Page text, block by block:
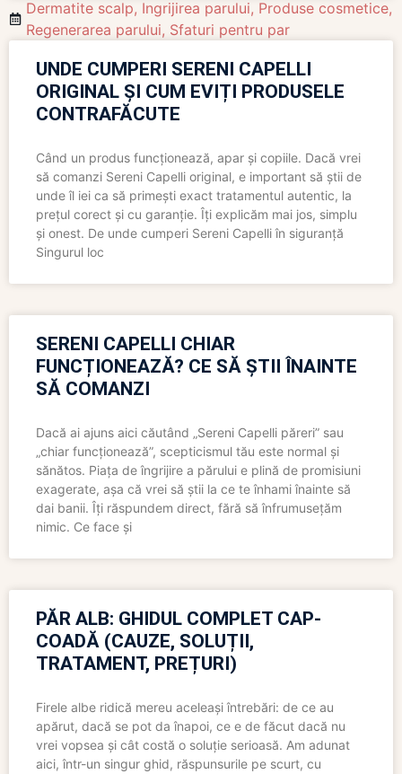
Dermatite scalp, Ingrijirea parului, Produse cosmetice,
Regenerarea parului, Sfaturi pentru par
UNDE CUMPERI SERENI CAPELLI
ORIGINAL ȘI CUM EVIȚI PRODUSELE
CONTRAFĂCUTE
Când un produs funcționează, apar și copiile. Dacă vrei
să comanzi Sereni Capelli original, e important să știi de
unde îl iei ca să primești exact tratamentul autentic, la
prețul corect și cu garanție. Îți explicăm mai jos, simplu
și onest. De unde cumperi Sereni Capelli în siguranță
Singurul loc
SERENI CAPELLI CHIAR
FUNCȚIONEAZĂ? CE SĂ ȘTII ÎNAINTE
SĂ COMANZI
Dacă ai ajuns aici căutând „Sereni Capelli păreri” sau
„chiar funcționează”, scepticismul tău este normal și
sănătos. Piața de îngrijire a părului e plină de promisiuni
exagerate, așa că vrei să știi la ce te înhami înainte să
dai banii. Îți răspundem direct, fără să înfrumusețăm
nimic. Ce face și
PĂR ALB: GHIDUL COMPLET CAP-
COADĂ (CAUZE, SOLUȚII,
TRATAMENT, PREȚURI)
Firele albe ridică mereu aceleași întrebări: de ce au
apărut, dacă se pot da înapoi, ce e de făcut dacă nu
vrei vopsea și cât costă o soluție serioasă. Am adunat
aici, într-un singur ghid, răspunsurile pe scurt, cu